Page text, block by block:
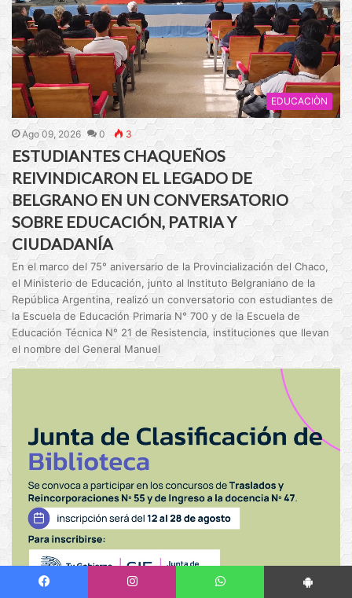
EDUCACIÒN
Ago 09, 2026 0 3
ESTUDIANTES CHAQUEÑOS
REIVINDICARON EL LEGADO DE
BELGRANO EN UN CONVERSATORIO
SOBRE EDUCACIÓN, PATRIA Y
CIUDADANÍA
En el marco del 75° aniversario de la Provincialización del Chaco,
el Ministerio de Educación, junto al Instituto Belgraniano de la
República Argentina, realizó un conversatorio con estudiantes de
la Escuela de Educación Primaria N° 700 y de la Escuela de
Educación Técnica N° 21 de Resistencia, instituciones que llevan
el nombre del General Manuel